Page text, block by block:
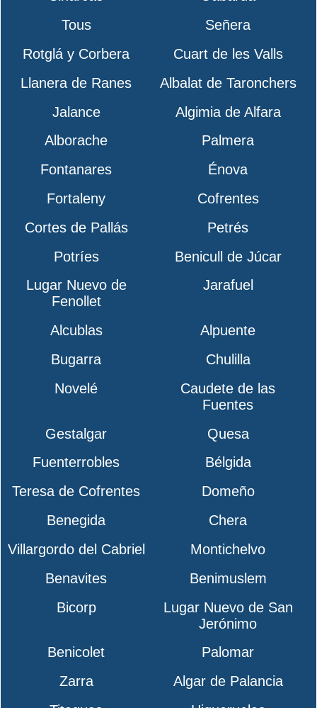
Tous
Señera
Rotglá y Corbera
Cuart de les Valls
Llanera de Ranes
Albalat de Taronchers
Jalance
Algimia de Alfara
Alborache
Palmera
Fontanares
Énova
Fortaleny
Cofrentes
Cortes de Pallás
Petrés
Potríes
Benicull de Júcar
Lugar Nuevo de
Fenollet
Jarafuel
Alcublas
Alpuente
Bugarra
Chulilla
Novelé
Caudete de las
Fuentes
Gestalgar
Quesa
Fuenterrobles
Bélgida
Teresa de Cofrentes
Domeño
Benegida
Chera
Villargordo del Cabriel
Montichelvo
Benavites
Benimuslem
Bicorp
Lugar Nuevo de San
Jerónimo
Benicolet
Palomar
Zarra
Algar de Palancia